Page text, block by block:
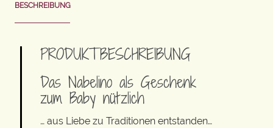
BESCHREIBUNG
PRODUKTBESCHREIBUNG
Das Nabelino als Geschenk
zum Baby nützlich
… aus Liebe zu Traditionen entstanden…